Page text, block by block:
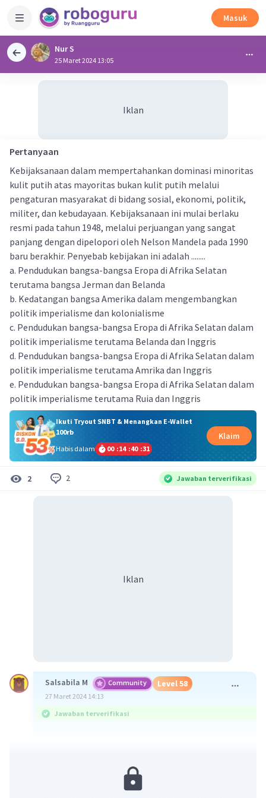
Masuk
Nur S
25 Maret 2024 13:05
Iklan
Pertanyaan
Kebijaksanaan dalam mempertahankan dominasi minoritas
kulit putih atas mayoritas bukan kulit putih melalui
pengaturan masyarakat di bidang sosial, ekonomi, politik,
militer, dan kebudayaan. Kebijaksanaan ini mulai berlaku
resmi pada tahun 1948, melalui perjuangan yang sangat
panjang dengan dipelopori oleh Nelson Mandela pada 1990
baru berakhir. Penyebab kebijakan ini adalah ........
a. Pendudukan bangsa-bangsa Eropa di Afrika Selatan
terutama bangsa Jerman dan Belanda
b. Kedatangan bangsa Amerika dalam mengembangkan
politik imperialisme dan kolonialisme
c. Pendudukan bangsa-bangsa Eropa di Afrika Selatan dalam
politik imperialisme terutama Belanda dan Inggris
d. Pendudukan bangsa-bangsa Eropa di Afrika Selatan dalam
politik imperialisme terutama Amrika dan Inggris
e. Pendudukan bangsa-bangsa Eropa di Afrika Selatan dalam
politik imperialisme terutama Ruia dan Inggris
Ikuti Tryout SNBT & Menangkan E-Wallet
100rb
Habis dalam
00 :14 :40 :31
Klaim
2 2 Jawaban terverifikasi
Iklan
Salsabila M Community Level 58
27 Maret 2024 14:13
Jawaban terverifikasi
Selatan dalam politik imperialisme terutama